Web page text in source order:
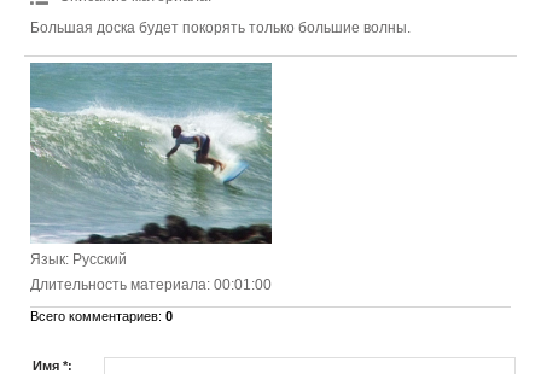
Большая доска будет покорять только большие волны.
Язык: Русский
Длительность материала: 00:01:00
Всего комментариев: 0
Имя *: